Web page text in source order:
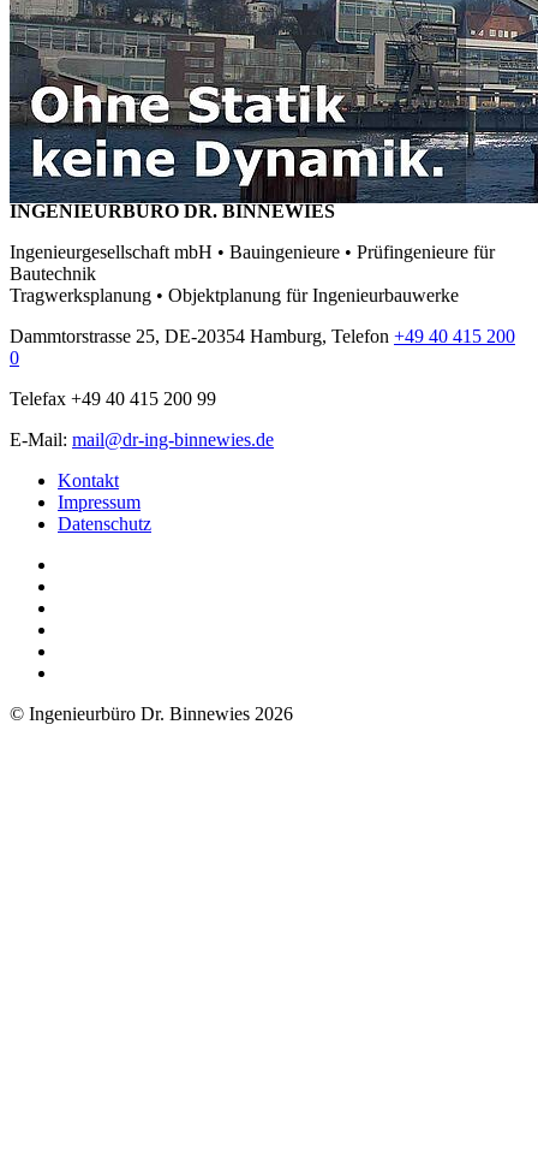
INGENIEURBÜRO DR. BINNEWIES
Ingenieurgesellschaft mbH • Bauingenieure • Prüfingenieure für
Bautechnik
Tragwerksplanung • Objektplanung für Ingenieurbauwerke
Dammtorstrasse 25, DE-20354 Hamburg, Telefon +49 40 415 200
0
Telefax +49 40 415 200 99
E-Mail: mail@dr-ing-binnewies.de
Kontakt
Impressum
Datenschutz
© Ingenieurbüro Dr. Binnewies 2026